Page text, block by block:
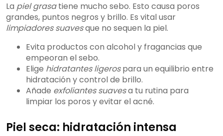
La piel grasatiene mucho sebo. Esto causa poros
grandes, puntos negros y brillo. Es vital usar
limpiadores suavesque no sequen la piel.
Evita productos con alcohol y fragancias que
empeoran el sebo.
Elige hidratantes ligerospara un equilibrio entre
hidratación y control de brillo.
Añade exfoliantes suavesa tu rutina para
limpiar los poros y evitar el acné.
Piel seca: hidratación intensa